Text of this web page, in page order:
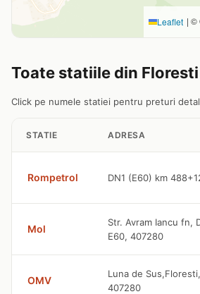
Leaflet | ©
Toate statiile din Floresti
Click pe numele statiei pentru preturi
STATIE ADRESA
Rompetrol DN1 (E60) km
Mol
Str. Avram Iancu fn,
E60, 407280
OMV
Luna de Sus,Floresti,
407280